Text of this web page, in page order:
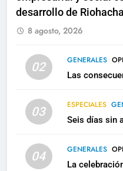
desarrollo de Riohacha
8 agosto, 2026
02 GENERALES
Las
03 ESPECIALES
Seis días sin
04 GENERALES
La